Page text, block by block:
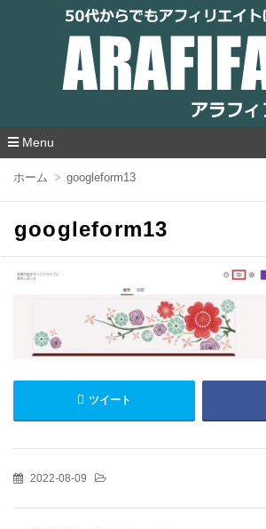
アラフィフエイト｜ 50代か
エイトは遅く
Menu
移
ホーム googleform13
googleform13
ツイート
2022-08-09